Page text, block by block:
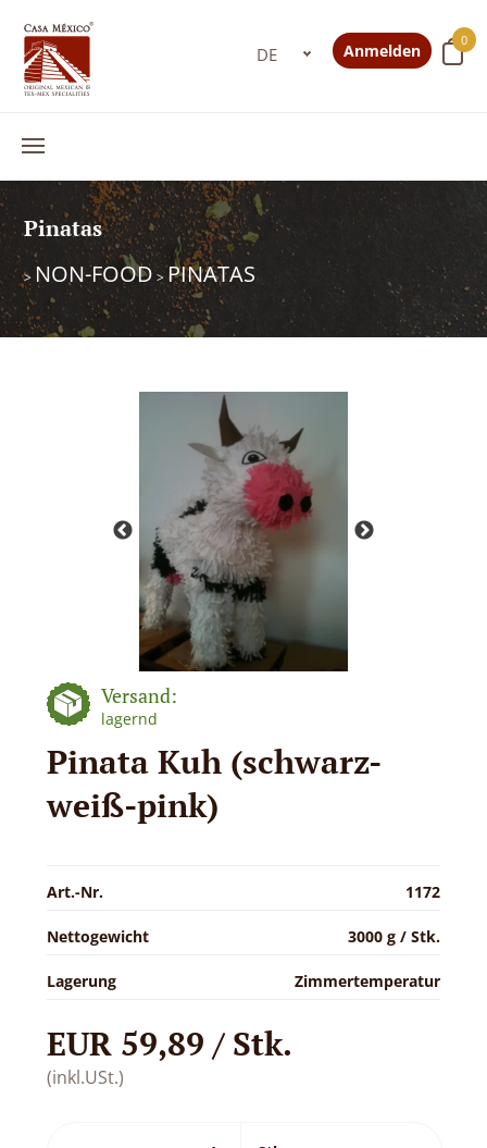
0
Anmelden
Pinatas
> NON-FOOD>PINATAS
Versand:
lagernd
Pinata Kuh (schwarz-
weiß-pink)
Art.-Nr. 1172
Nettogewicht 3000 g / Stk.
Lagerung Zimmertemperatur
EUR 59,89 / Stk.
(inkl.USt.)